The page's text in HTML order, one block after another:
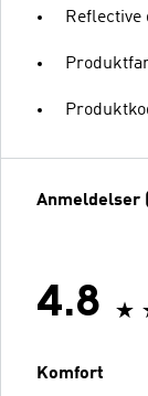
Reflective
Anmeldelser
4.8
Komfort